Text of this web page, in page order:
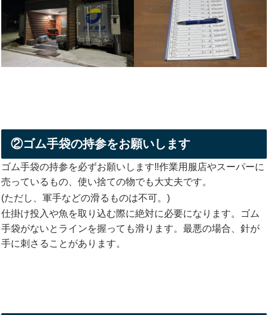
②ゴム手袋の持参をお願いします
ゴム手袋の持参を必ずお願いします‼️作業用服店やスーパーに
売っているもの、使い捨ての物でも大丈夫です。
(ただし、軍手などの滑るものは不可。)
仕掛け投入や魚を取り込む際に絶対に必要になります。ゴム
手袋がないとラインを握っても滑ります。最悪の場合、針が
手に刺さることがあります。